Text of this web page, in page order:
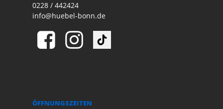
0228 / 442424
info@huebel-bonn.de
ÖFFNUNGSZEITEN